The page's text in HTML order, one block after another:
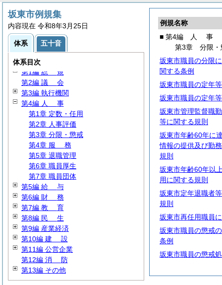
例規名称
■ 第4編
人 事
第3章 分限・
坂東市職員の分限
関する条例
坂東市職員の定年
坂東市職員の定年
坂東市管理監督職
等に関する規則
坂東市年齢60年に
情報の提供及び勤
規則
坂東市年齢60年以
用に関する規則
坂東市定年退職者
規則
坂東市再任用職員
坂東市職員の懲戒
条例
坂東市職員の懲戒
坂東市例規集
内容現在 令和8年3月25日
体系 五十音
体系目次
第1編 総 規
第2編 議 会
第3編 執行機関
第4編 人 事
第1章 定数・任用
第2章 人事評価
第3章 分限・懲戒
第4章 服 務
第5章 退職管理
第6章 職員厚生
第7章 職員団体
第5編 給 与
第6編 財 務
第7編 教 育
第8編 民 生
第9編 産業経済
第10編 建 設
第11編 公営企業
第12編 消 防
第13編 その他